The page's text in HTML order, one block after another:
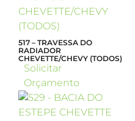
517 – TRAVESSA DO
RADIADOR
CHEVETTE/CHEVY (TODOS)
Solicitar
Orçamento